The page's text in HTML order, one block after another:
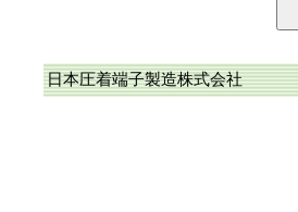
日本圧着端子製造株式会社